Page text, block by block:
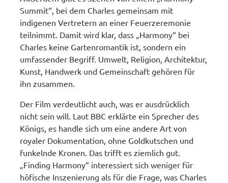
Summit“, bei dem Charles gemeinsam mit
indigenen Vertretern an einer Feuerzeremonie
teilnimmt. Damit wird klar, dass „Harmony“ bei
Charles keine Gartenromantik ist, sondern ein
umfassender Begriff. Umwelt, Religion, Architektur,
Kunst, Handwerk und Gemeinschaft gehören für
ihn zusammen.
Der Film verdeutlicht auch, was er ausdrücklich
nicht sein will. Laut BBC erklärte ein Sprecher des
Königs, es handle sich um eine andere Art von
royaler Dokumentation, ohne Goldkutschen und
funkelnde Kronen. Das trifft es ziemlich gut.
„Finding Harmony“ interessiert sich weniger für
höfische Inszenierung als für die Frage, was Charles